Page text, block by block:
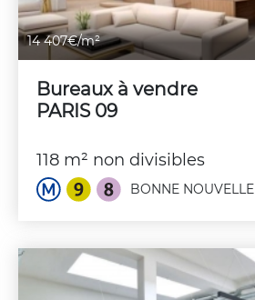
14 407€/m²
Bureaux à vendre
PARIS 09
118 m² non divisibles
BONNE NOUVELLE